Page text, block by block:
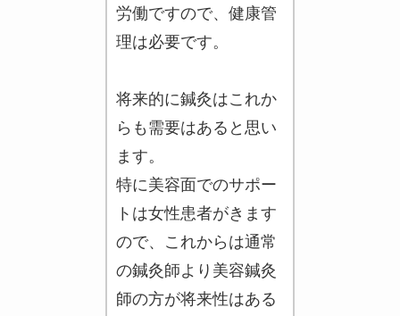
労働ですので、健康管
理は必要です。
将来的に鍼灸はこれか
らも需要はあると思い
ます。
特に美容面でのサポー
トは女性患者がきます
ので、これからは通常
の鍼灸師より美容鍼灸
師の方が将来性はある